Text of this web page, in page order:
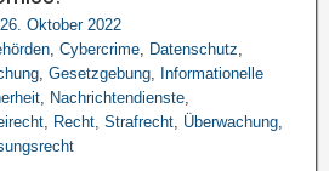
26. Oktober 2022
, Cybercrime, Datenschutz,
, Gesetzgebung, Informationelle
, Nachrichtendienste,
, Recht, Strafrecht, Überwachung,